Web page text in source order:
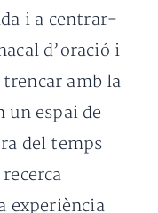
i a centrar-
d’oració i
amb la
espai de
del temps
experiència